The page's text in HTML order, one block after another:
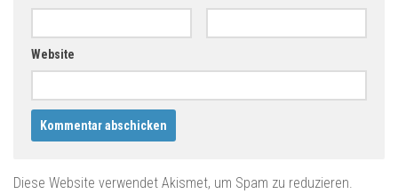
Website
Diese Website verwendet Akismet, um Spam zu reduzieren.